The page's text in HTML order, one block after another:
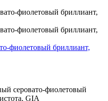
фиолетовый бриллиант,